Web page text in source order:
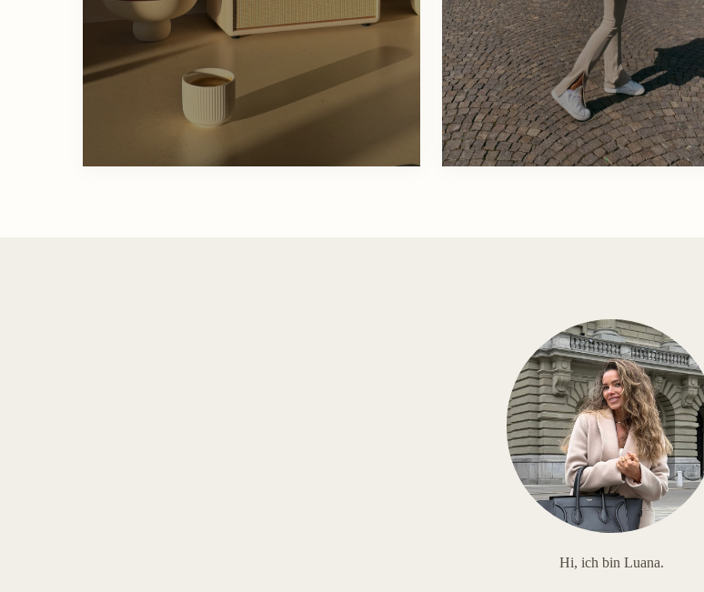
Hi, ich bin Luana.